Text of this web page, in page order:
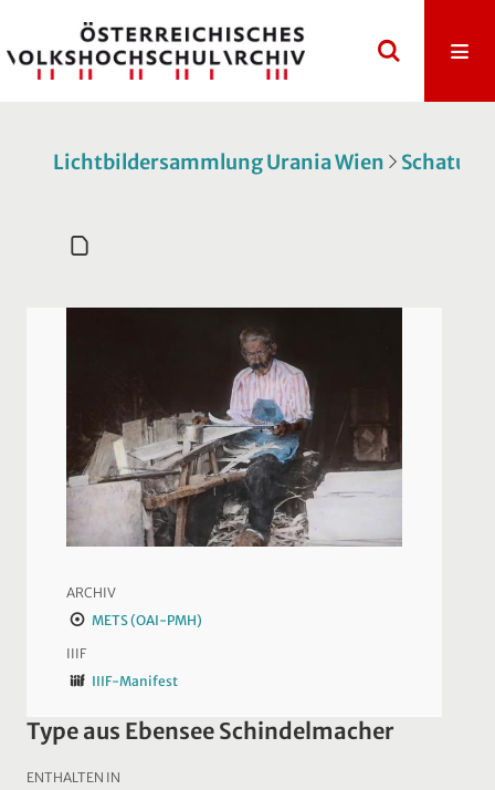
Lichtbildersammlung Urania Wien
ARCHIV
METS (OAI-PMH)
IIIF
IIIF-Manifest
Type aus Ebensee Schindelmacher
ENTHALTEN IN